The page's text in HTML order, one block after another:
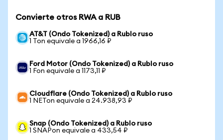
Convierte otros RWA a RUB
AT&T (Ondo Tokenized) a Rublo ruso
1 Ton equivale a 1966,16 ₽
Ford Motor (Ondo Tokenized) a Rublo ruso
1 Fon equivale a 1173,11 ₽
Cloudflare (Ondo Tokenized) a Rublo ruso
1 NETon equivale a 24.938,93 ₽
Snap (Ondo Tokenized) a Rublo ruso
1 SNAPon equivale a 433,54 ₽